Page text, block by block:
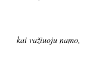
kai važiuoju namo,